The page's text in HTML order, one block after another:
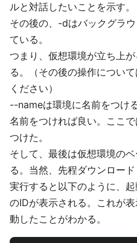
ルと対話したいことを示す。
その後の、-dはバックグラ
ている。
つまり、仮想環境が立ち上
る。（その後の操作につい
ください）
--nameは環境に名前をつけ
名前をつければ良い。ここ
つけた。
そして、最後は仮想環境の
る。当然、先程ダウンロー
実行すると以下のように、
のIDが表示される。これが
動したことがわかる。